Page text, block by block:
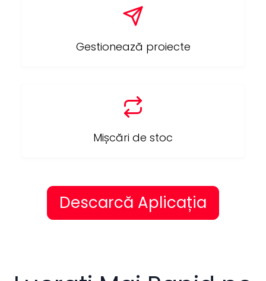
Gestionează proiecte
Mișcări de stoc
Descarcă Aplicația